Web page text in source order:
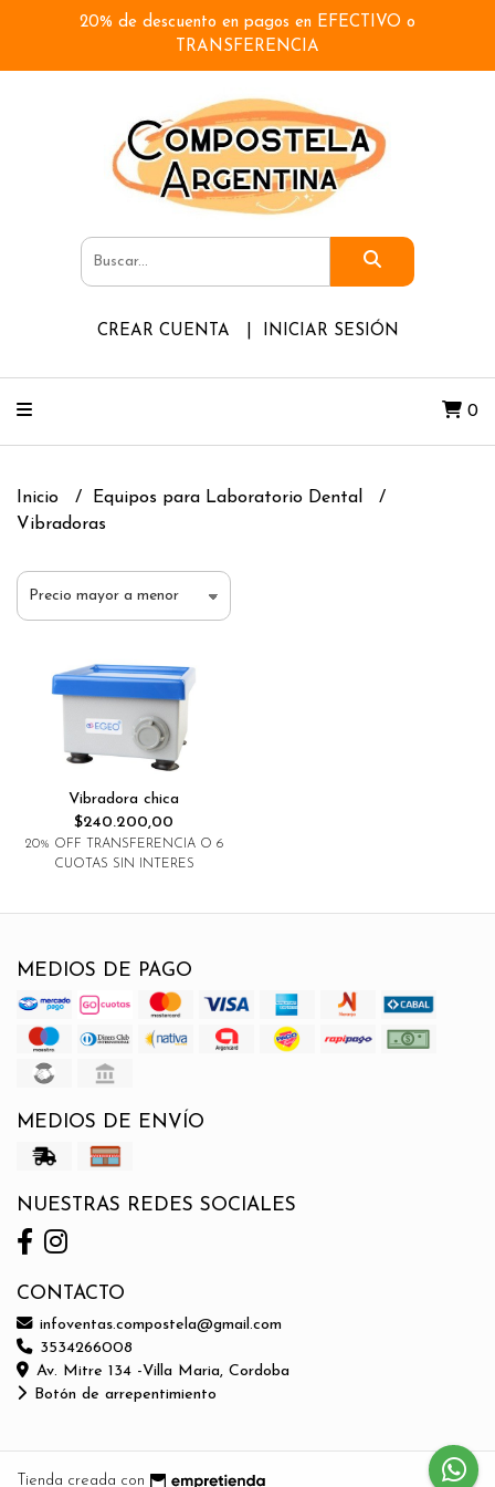
20% de descuento en pagos en EFECTIVO o
TRANSFERENCIA
CREAR CUENTA INICIAR SESIÓN
0
Inicio
Equipos para Laboratorio Dental
Vibradoras
Vibradora chica
$240.200,00
20% OFF TRANSFERENCIA O 6
CUOTAS SIN INTERES
MEDIOS DE PAGO
MEDIOS DE ENVÍO
NUESTRAS REDES SOCIALES
CONTACTO
infoventas.compostela@gmail.com
3534266008
Av. Mitre 134 -Villa Maria, Cordoba
Botón de arrepentimiento
Tienda creada con